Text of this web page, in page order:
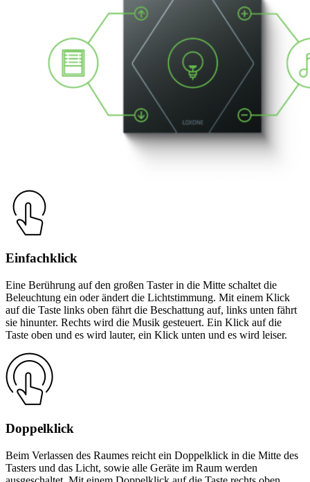
Einfachklick
Eine Berührung auf den großen Taster in die Mitte schaltet die
Beleuchtung ein oder ändert die Lichtstimmung. Mit einem Klick
auf die Taste links oben fährt die Beschattung auf, links unten fährt
sie hinunter. Rechts wird die Musik gesteuert. Ein Klick auf die
Taste oben und es wird lauter, ein Klick unten und es wird leiser.
Doppelklick
Beim Verlassen des Raumes reicht ein Doppelklick in die Mitte des
Tasters und das Licht, sowie alle Geräte im Raum werden